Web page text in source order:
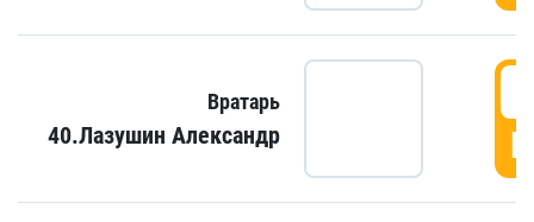
Вратарь
40.Лазушин Александр